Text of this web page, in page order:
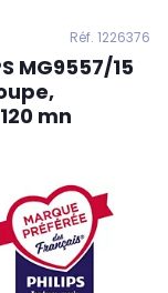
Réf. 1226376
MG9557/15
mn